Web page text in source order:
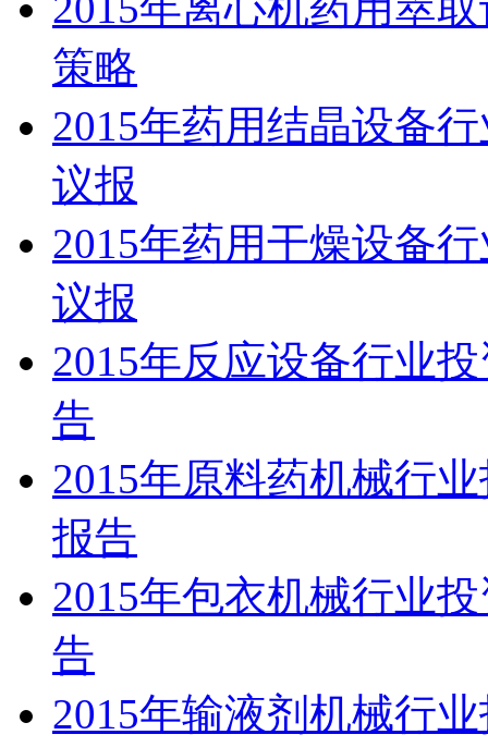
策略
2015年药用结晶设备
议报
2015年药用干燥设备
议报
2015年反应设备行业
告
2015年原料药机械行
报告
2015年包衣机械行业
告
2015年输液剂机械行